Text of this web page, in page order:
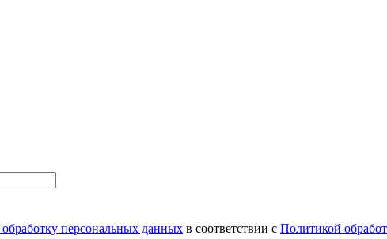
обработку персональных данных в соответствии с Политикой